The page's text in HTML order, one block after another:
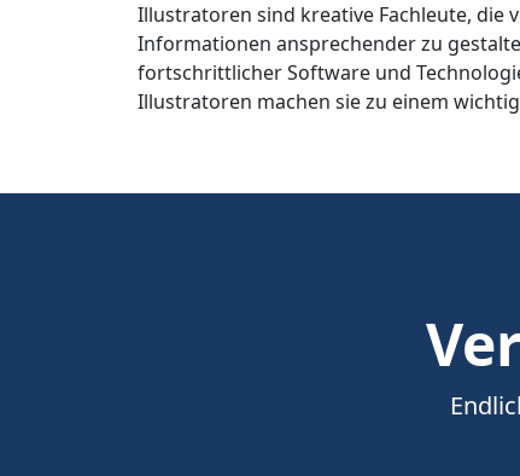
Illustratoren sind kreative Fachleute, die
Informationen ansprechender zu
fortschrittlicher Software und
Illustratoren machen sie zu einem